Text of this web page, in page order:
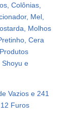
Colônias,
Mel,
Molhos
Cera
Shoyu e
Vazios e 241
Furos